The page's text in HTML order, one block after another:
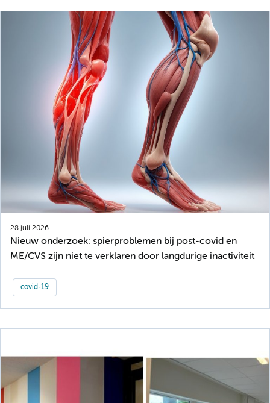
28 juli 2026
Nieuw onderzoek: spierproblemen bij post-covid en
ME/CVS zijn niet te verklaren door langdurige inactiviteit
covid-19